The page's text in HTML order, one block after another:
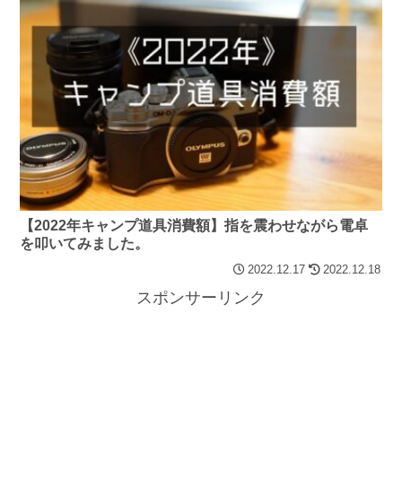
【2022年キャンプ道具消費額】指を震わせながら電卓
を叩いてみました。
2022.12.17 2022.12.18
スポンサーリンク